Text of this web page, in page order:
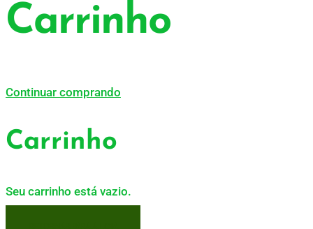
Carrinho
Continuar comprando
Carrinho
Seu carrinho está vazio.